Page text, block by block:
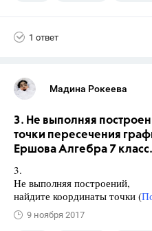
1 ответ
Мадина Рокеева
3. Не выполняя
точки пересечения
Ершова Алгебра 7
3.
Не выполняя построений,
найдите координаты точки (
9 ноября 2017